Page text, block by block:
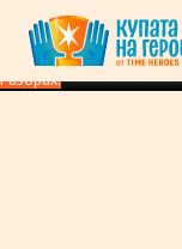
"Купата на героите" от
добро представяне на
повече
Разбрах!